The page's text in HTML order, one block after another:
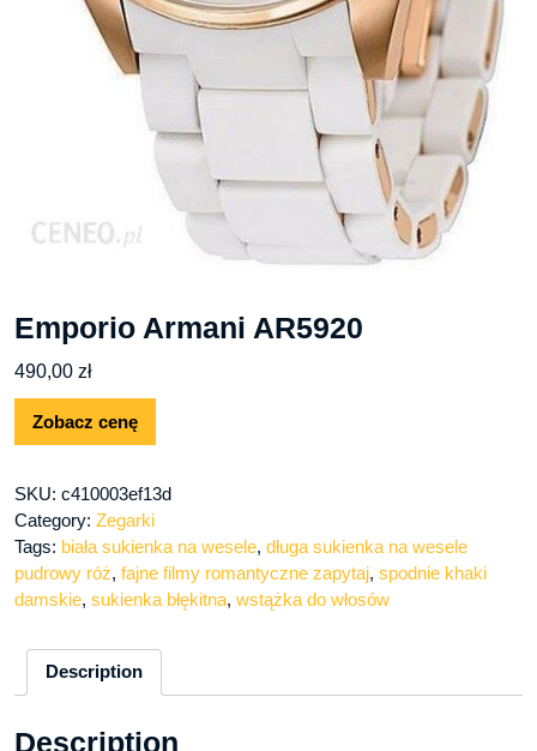
Emporio Armani AR5920
490,00 zł
Zobacz cenę
SKU: c410003ef13d
Category: Zegarki
Tags: biała sukienka na wesele, długa sukienka na wesele
pudrowy róż, fajne filmy romantyczne zapytaj, spodnie khaki
damskie, sukienka błękitna, wstążka do włosów
Description
Description